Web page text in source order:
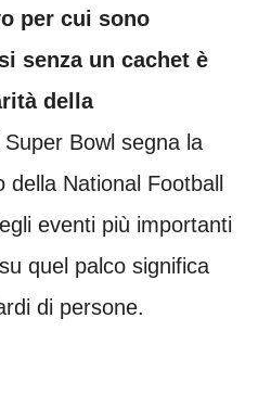
per cui sono
senza un cachet è
della
Super Bowl segna la
National Football
eventi più importanti
quel palco significa
di persone.